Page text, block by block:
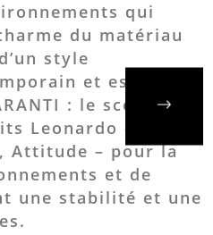
qui
du matériau
style
et essentiel.
: le sceau de
Leonardo – Icon,
Attitude – pour la
et de
une stabilité et une